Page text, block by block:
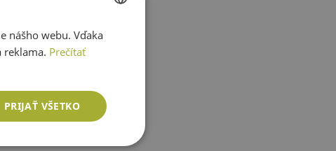
SLOVAK
ENGLISH
nášho webu. Vďaka
reklama. Prečítať
PRIJAŤ VŠETKO